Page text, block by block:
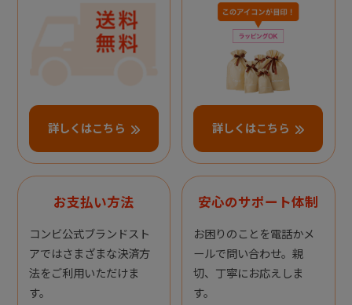
詳しくはこちら 詳しくはこちら
お支払い方法
コンビ公式ブランドスト
アではさまざまな決済方
法をご利用いただけま
す。
安心のサポート体制
お困りのことを電話かメ
ールで問い合わせ。親
切、丁寧にお応えしま
す。